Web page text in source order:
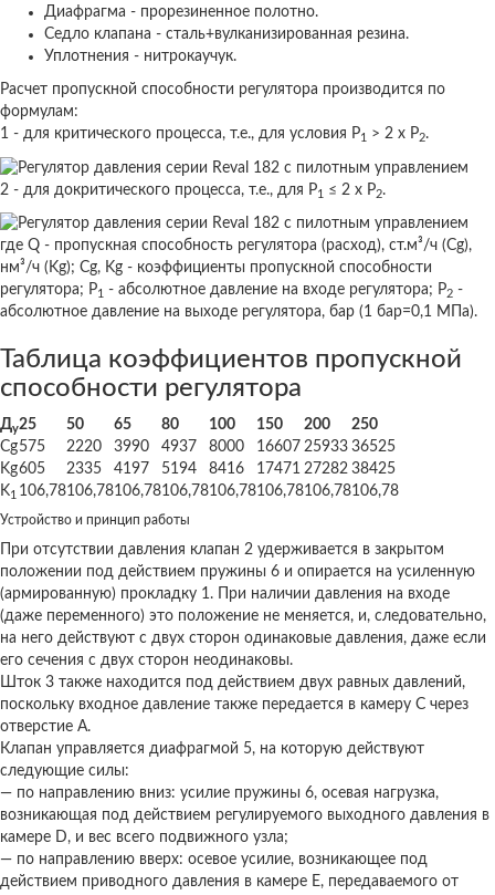
Диафрагма - прорезиненное полотно.
Седло клапана - сталь+вулканизированная резина.
Уплотнения - нитрокаучук.
Расчет пропускной способности регулятора производится по
формулам:
1 - для критического процесса, т.е., для условия Р1 > 2 х Р2.
2 - для докритического процесса, т.е., для Р1 ≤ 2 х Р2.
где Q - пропускная способность регулятора (расход), ст.м³/ч (Cg),
нм³/ч (Kg); Cg, Kg - коэффициенты пропускной способности
регулятора; Р1 - абсолютное давление на входе регулятора; Р2 -
абсолютное давление на выходе регулятора, бар (1 бар=0,1 МПа).
Таблица коэффициентов пропускной
способности регулятора
Ду25 50 65 80 100 150 200
250
Cg575 2220 3990 4937 8000 16607 25933 36525
Kg605 2335 4197 5194 8416 17471 27282 38425
K1 106,78106,78106,78106,78106,78106,78106,78106,78
Устройство и принцип работы
При отсутствии давления клапан 2 удерживается в закрытом
положении под действием пружины 6 и опирается на усиленную
(армированную) прокладку 1. При наличии давления на входе
(даже переменного) это положение не меняется, и, следовательно,
на него действуют с двух сторон одинаковые давления, даже если
его сечения с двух сторон неодинаковы.
Шток 3 также находится под действием двух равных давлений,
поскольку входное давление также передается в камеру C через
отверстие A.
Клапан управляется диафрагмой 5, на которую действуют
следующие силы:
— по направлению вниз: усилие пружины 6, осевая нагрузка,
возникающая под действием регулируемого выходного давления в
камере D, и вес всего подвижного узла;
— по направлению вверх: осевое усилие, возникающее под
действием приводного давления в камере E, передаваемого от